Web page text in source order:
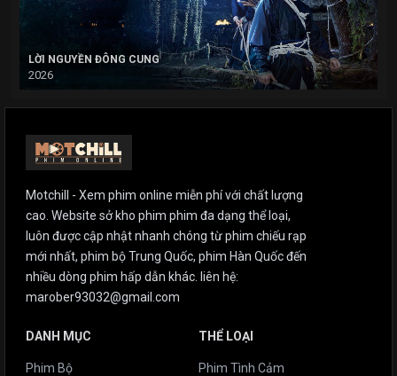
LỜI NGUYỀN ĐÔNG CUNG
2026
Motchill - Xem phim online miễn phí với chất lượng
cao. Website sở kho phim phim đa dạng thể loại,
luôn được cập nhật nhanh chóng từ phim chiếu rạp
mới nhất, phim bộ Trung Quốc, phim Hàn Quốc đến
nhiều dòng phim hấp dẫn khác. liên hệ:
marober93032@gmail.com
DANH MỤC
Phim Bộ
THỂ LOẠI
Phim Tình Cảm